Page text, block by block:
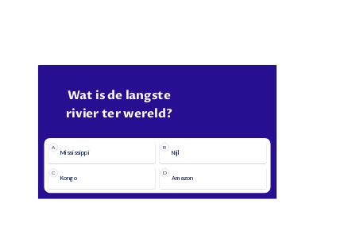
Wat is de langste
rivier ter wereld?
A
Mississippi
B
Nijl
C
Kongo
D
Amazon